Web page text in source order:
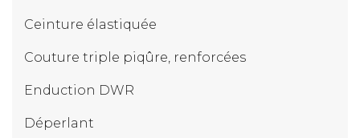
Ceinture élastiquée
Couture triple piqûre, renforcées
Enduction DWR
Déperlant